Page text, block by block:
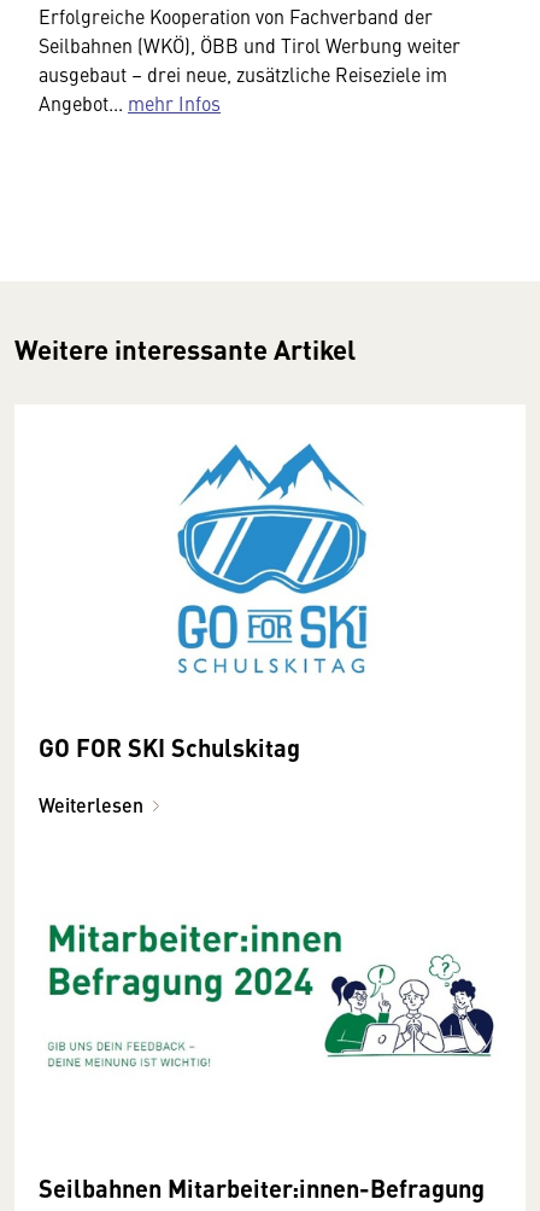
Erfolgreiche Kooperation von Fachverband der
Seilbahnen (WKÖ), ÖBB und Tirol Werbung weiter
ausgebaut – drei neue, zusätzliche Reiseziele im
Angebot... mehr Infos
Weitere interessante Artikel
GO FOR SKI Schulskitag
Weiterlesen
Seilbahnen Mitarbeiter:innen-Befragung